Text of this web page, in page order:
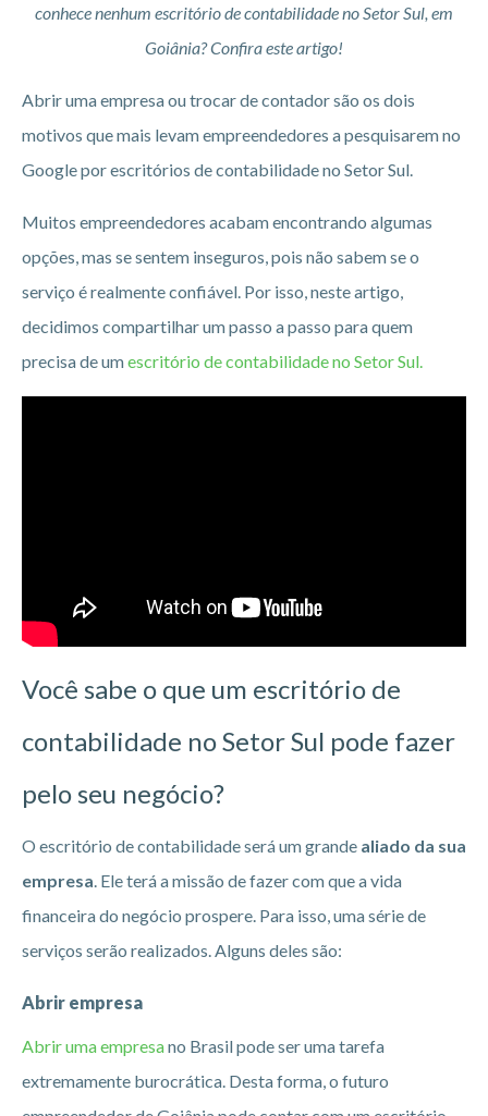
conhece nenhum escritório de contabilidade no Setor Sul, em
Goiânia? Confira este artigo!
Abrir uma empresa ou trocar de contador são os dois
motivos que mais levam empreendedores a pesquisarem no
Google por escritórios de contabilidade no Setor Sul.
Muitos empreendedores acabam encontrando algumas
opções, mas se sentem inseguros, pois não sabem se o
serviço é realmente confiável. Por isso, neste artigo,
decidimos compartilhar um passo a passo para quem
precisa de umescritório de contabilidade no Setor Sul.
Você sabe o que um escritório de
contabilidade no Setor Sul pode fazer
pelo seu negócio?
O escritório de contabilidade será um grande aliado da sua
empresa. Ele terá a missão de fazer com que a vida
financeira do negócio prospere. Para isso, uma série de
serviços serão realizados. Alguns deles são:
Abrir empresa
Abrir uma empresano Brasil pode ser uma tarefa
extremamente burocrática. Desta forma, o futuro